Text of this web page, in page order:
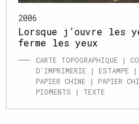
2006
Lorsque j’ouvre les
ferme les yeux
CARTE TOPOGRAPHIQUE |
D'IMPRIMERIE | ESTAMPE
PAPIER CHINE | PAPIER
PIGMENTS | TEXTE